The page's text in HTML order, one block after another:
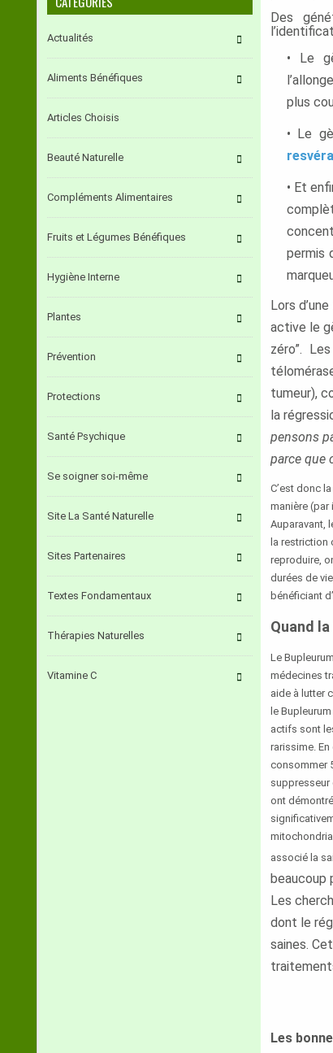
Des
• Le
plus
• Le
• Et
permis
Lors
active le
zéro”.
tumeur),
la
pensons
parce que
C’est donc
manière (par
Auparavant,
la
reproduire,
durées de
bénéficiant
Quand
Le
médecines
aide à lutter
le
actifs sont
rarissime.
consommer
suppresseur
ont
associé la
beaucoup
Les
dont le
saines.
Les
Actualités
Aliments Bénéfiques
Articles Choisis
Beauté Naturelle
Compléments Alimentaires
Fruits et Légumes Bénéfiques
Hygiène Interne
Plantes
Prévention
Protections
Santé Psychique
Se soigner soi-même
Site La Santé Naturelle
Sites Partenaires
Textes Fondamentaux
Thérapies Naturelles
Vitamine C